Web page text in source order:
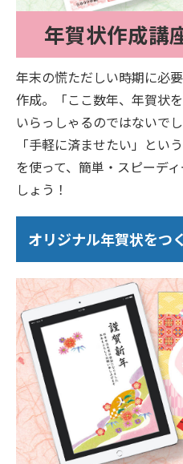
年賀状作成講
年末の慌ただしい時期に必
作成。「ここ数年、年賀状
いらっしゃるのではないで
「手軽に済ませたい」とい
を使って、簡単・スピーデ
しょう！
オリジナル年賀状をつ